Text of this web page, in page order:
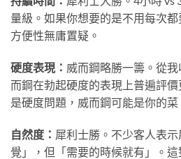
量級。如果你想要的是不用每次
方便性無庸置疑。
硬度表現： 威而鋼略勝一籌。從
而鋼在勃起硬度的表現上普遍評
是硬度問題，威而鋼可能是你的菜
自然度： 犀利士勝。不少客人表
覺」，但「需要的時候就有」。